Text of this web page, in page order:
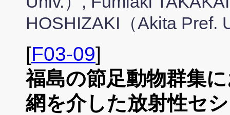
HOSHIZAKI（Akita Pref.
[F03-09]
福島の節足動物群集
網を介した放射性セ